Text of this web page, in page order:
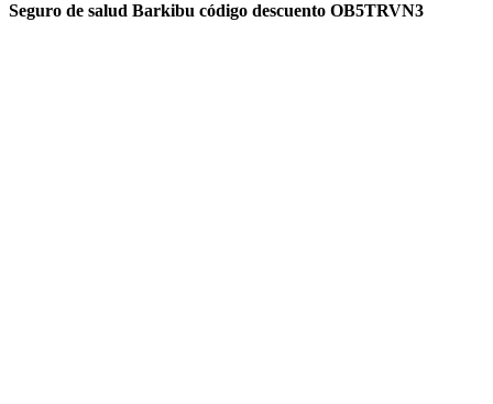
Seguro de salud Barkibu código descuento OB5TRVN3